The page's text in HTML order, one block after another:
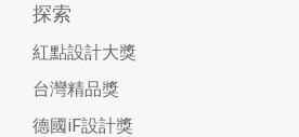
探索
紅點設計大獎
台灣精品獎
德國iF設計獎